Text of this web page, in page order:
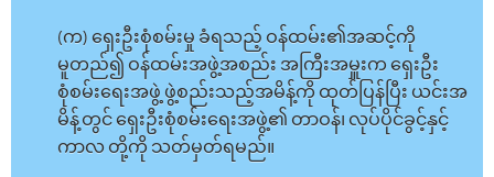
(က) ရှေးဦးစုံစမ်းမှု ခံရသည့် ဝန်ထမ်း၏အဆင့်ကို
မူတည်၍ ဝန်ထမ်းအဖွဲ့အစည်း အကြီးအမှူးက ရှေးဦး
စုံစမ်းရေးအဖွဲ့ ဖွဲ့စည်းသည့်အမိန့်ကို ထုတ်ပြန်ပြီး ယင်းအ
မိန့်တွင် ရှေးဦးစုံစမ်းရေးအဖွဲ့၏ တာဝန်၊ လုပ်ပိုင်ခွင့်နှင့်
ကာလ တို့ကို သတ်မှတ်ရမည်။